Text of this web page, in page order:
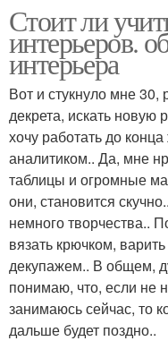
Стоит ли
интерьеров.
интерьера
Вот и стукнуло мне 30,
декрета, искать новую
хочу работать до
аналитиком.. Да, мне
таблицы и огромные
они, становится
немного творчества..
вязать крючком,
декупажем.. В общем,
понимаю, что, если не
занимаюсь сейчас, то
дальше будет поздно..